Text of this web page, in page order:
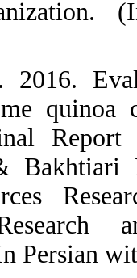
Research
12.
response
Natural